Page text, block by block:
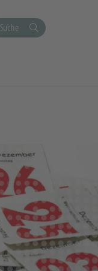
Suche